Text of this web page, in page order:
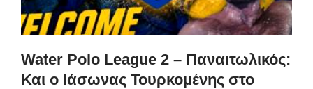
Water Polo League 2 – Παναιτωλικός:
Και ο Ιάσωνας Τουρκομένης στο